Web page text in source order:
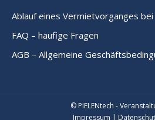
Ablauf eines Vermietvorganges
FAQ – häufige Fragen
AGB – Allgemeine
© PIELENtech -
Impressum |